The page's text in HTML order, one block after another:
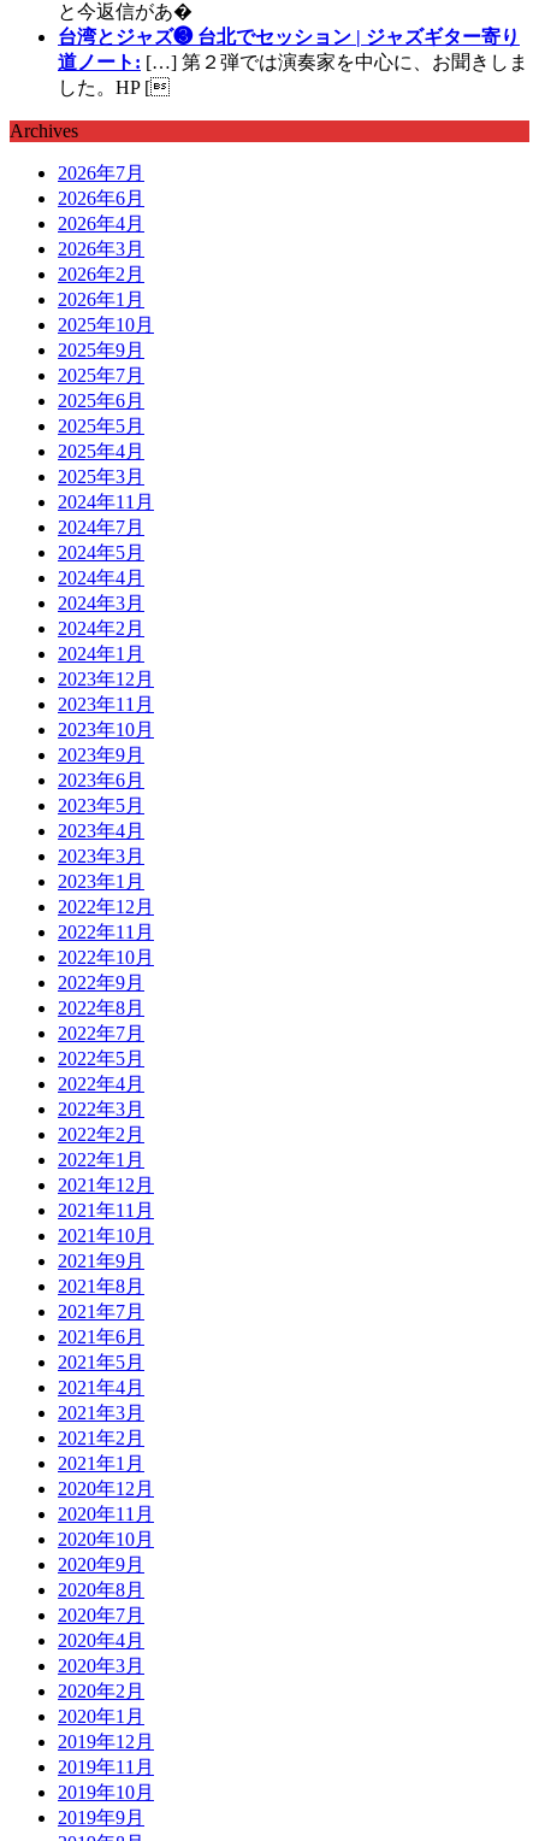
と今返信があ�
台湾とジャズ❸ 台北でセッション | ジャズギター寄り
道ノート: […] 第２弾では演奏家を中心に、お聞きしま
した。HP [
Archives
2026年7月
2026年6月
2026年4月
2026年3月
2026年2月
2026年1月
2025年10月
2025年9月
2025年7月
2025年6月
2025年5月
2025年4月
2025年3月
2024年11月
2024年7月
2024年5月
2024年4月
2024年3月
2024年2月
2024年1月
2023年12月
2023年11月
2023年10月
2023年9月
2023年6月
2023年5月
2023年4月
2023年3月
2023年1月
2022年12月
2022年11月
2022年10月
2022年9月
2022年8月
2022年7月
2022年5月
2022年4月
2022年3月
2022年2月
2022年1月
2021年12月
2021年11月
2021年10月
2021年9月
2021年8月
2021年7月
2021年6月
2021年5月
2021年4月
2021年3月
2021年2月
2021年1月
2020年12月
2020年11月
2020年10月
2020年9月
2020年8月
2020年7月
2020年4月
2020年3月
2020年2月
2020年1月
2019年12月
2019年11月
2019年10月
2019年9月